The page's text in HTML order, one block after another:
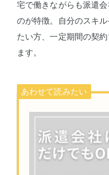
宅で働きながらも派遣
のが特徴。自分のスキ
たい方、一定期間の契
ます。